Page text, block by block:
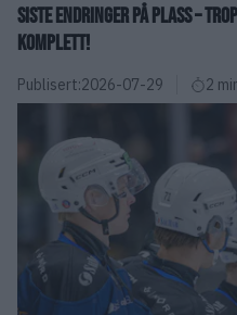
SISTE ENDRINGER PÅ PLASS –
KOMPLETT!
Publisert:2026-07-29 2